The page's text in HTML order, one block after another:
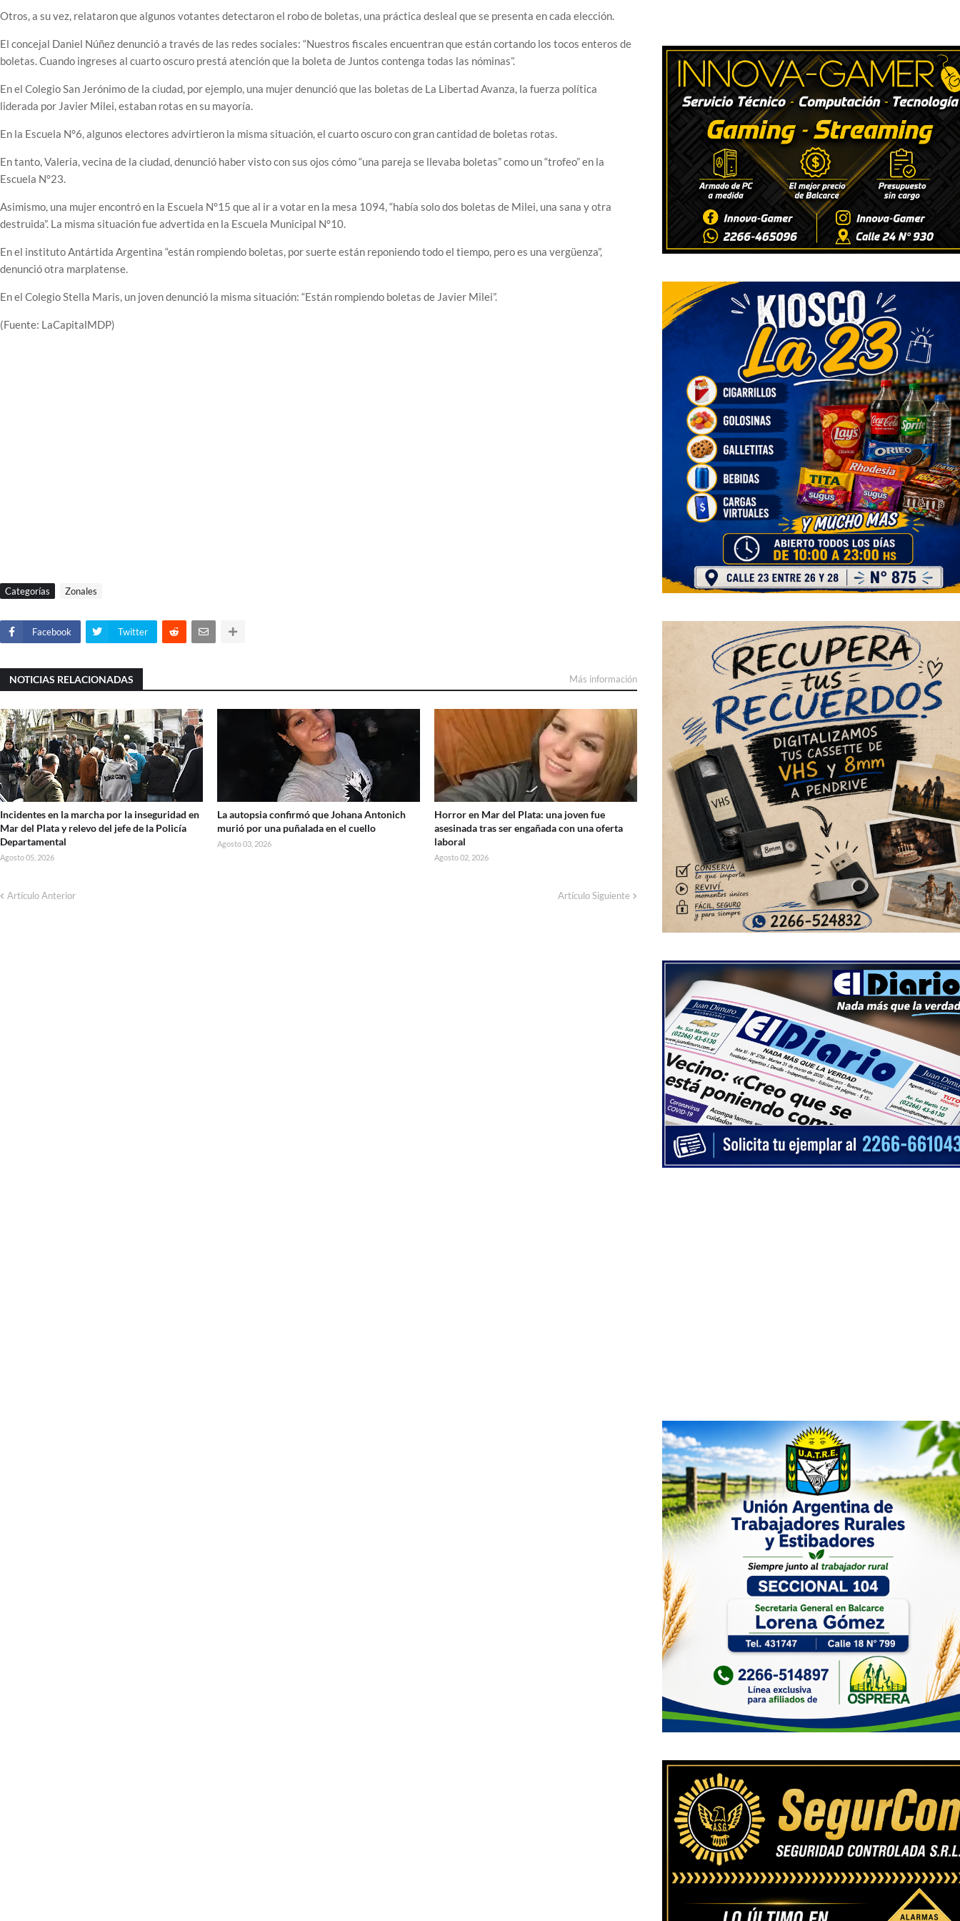
Otros, a su vez, relataron que algunos votantes detectaron el robo de boletas, una práctica desleal que se presenta en cada elección.
El concejal Daniel Núñez denunció a través de las redes sociales: “Nuestros fiscales encuentran que están cortando los tocos enteros de
boletas. Cuando ingreses al cuarto oscuro prestá atención que la boleta de Juntos contenga todas las nóminas”.
En el Colegio San Jerónimo de la ciudad, por ejemplo, una mujer denunció que las boletas de La Libertad Avanza, la fuerza política
liderada por Javier Milei, estaban rotas en su mayoría.
En la Escuela N°6, algunos electores advirtieron la misma situación, el cuarto oscuro con gran cantidad de boletas rotas.
En tanto, Valeria, vecina de la ciudad, denunció haber visto con sus ojos cómo “una pareja se llevaba boletas” como un “trofeo” en la
Escuela N°23.
Asimismo, una mujer encontró en la Escuela N°15 que al ir a votar en la mesa 1094, “había solo dos boletas de Milei, una sana y otra
destruida”. La misma situación fue advertida en la Escuela Municipal N°10.
En el instituto Antártida Argentina “están rompiendo boletas, por suerte están reponiendo todo el tiempo, pero es una vergüenza”,
denunció otra marplatense.
En el Colegio Stella Maris, un joven denunció la misma situación: “Están rompiendo boletas de Javier Milei”.
(Fuente: LaCapitalMDP)
Categorías Zonales
Facebook Twitter
NOTICIAS RELACIONADAS Más información
Incidentes en la marcha por la inseguridad en
Mar del Plata y relevo del jefe de la Policía
Departamental
Agosto 05, 2026
La autopsia confirmó que Johana Antonich
murió por una puñalada en el cuello
Agosto 03, 2026
Horror en Mar del Plata: una joven fue
asesinada tras ser engañada con una oferta
laboral
Agosto 02, 2026
Artículo Anterior Artículo Siguiente